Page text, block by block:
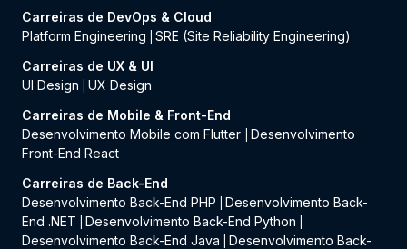
Carreiras de DevOps & Cloud
Platform Engineering
SRE (Site Reliability Engineering)
Carreiras de UX & UI
UI Design
UX Design
Carreiras de Mobile & Front-End
Desenvolvimento Mobile com Flutter
Desenvolvimento
Front-End React
Carreiras de Back-End
Desenvolvimento Back-End PHP
Desenvolvimento Back-
End .NET
Desenvolvimento Back-End Python
Desenvolvimento Back-End Java
Desenvolvimento Back-